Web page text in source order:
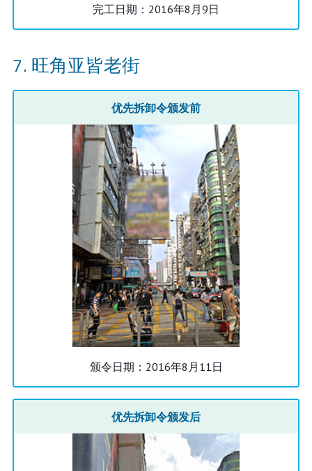
完工日期：2016年8月9日
旺角亚皆老街
优先拆卸令颁发前
颁令日期：2016年8月11日
优先拆卸令颁发后